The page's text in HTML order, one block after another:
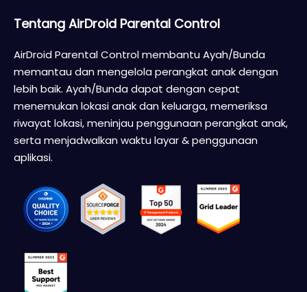
Tentang AirDroid Parental Control
AirDroid Parental Control membantu Ayah/Bunda
memantau dan mengelola perangkat anak dengan
lebih baik. Ayah/Bunda dapat dengan cepat
menemukan lokasi anak dan keluarga, memeriksa
riwayat lokasi, meninjau penggunaan perangkat anak,
serta menjadwalkan waktu layar & penggunaan
aplikasi.